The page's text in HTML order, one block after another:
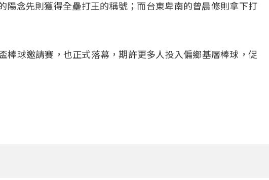
陽念先則獲得全壘打王的稱號；而台東卑南的曾晨修則拿下打
棒球邀請賽，也正式落幕，期許更多人投入偏鄉基層棒球，促